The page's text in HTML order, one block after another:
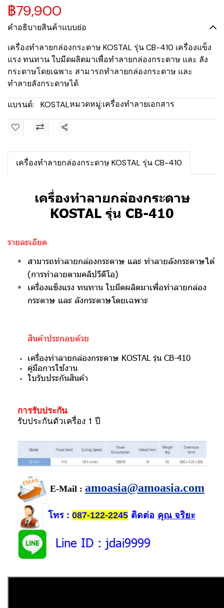
฿79,900
คำอธิบายสินค้าแบบย่อ
เครื่องทำลายกล่องกระดาษ KOSTAL รุ่น CB-410 เครื่องแข็ง
แรง ทนทาน ใบมีดผลิตมาเพื่อทำลายกล่องกระดาษ และ ลัง
กระดาษโดยเฉพาะ สามารถทำลายกล่องกระดาษ และ
ทำลายลังกระดาษได้
แบรนด์:
KOSTALหมวดหมู่:เครื่องทำลายเอกสาร
แชร์
เครื่องทำลายกล่องกระดาษ KOSTAL รุ่น CB-410
เครื่องทำลายกล่องกระดาษ
KOSTAL รุ่น CB-410
รายละเอียด
สามารถทำลายกล่องกระดาษ และ ทำลายลังกระดาษได้
(การทำลายตามคลิปวีดีโอ)
เครื่องแข็งแรง ทนทาน ใบมีดผลิตมาเพื่อทำลายกล่อง
กระดาษ และ ลังกระดาษโดยเฉพาะ
สินค้าประกอบด้วย
เครื่องทำลายกล่องกระดาษ KOSTAL รุ่น CB-410
คู่มือการใช้งาน
ใบรับประกันสินค้า
การรับประกัน
รับประกันตัวเครื่อง 1 ปี
E-Mail : amoasia@amoasia.com
โทร : 087-122-2245 ติดต่อ คุณ จริยะ
Line ID : jdai9999